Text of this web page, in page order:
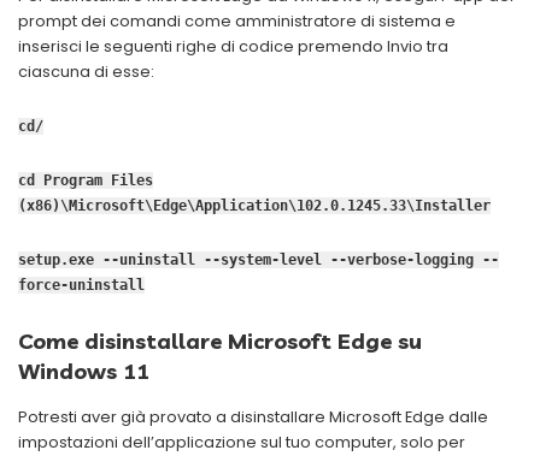
prompt dei comandi come amministratore di sistema e
inserisci le seguenti righe di codice premendo Invio tra
ciascuna di esse:
cd/
cd Program Files
(x86)\Microsoft\Edge\Application\102.0.1245.33\Installer
setup.exe --uninstall --system-level --verbose-logging --
force-uninstall
Come disinstallare Microsoft Edge su
Windows 11
Potresti aver già provato a disinstallare Microsoft Edge dalle
impostazioni dell’applicazione sul tuo computer, solo per